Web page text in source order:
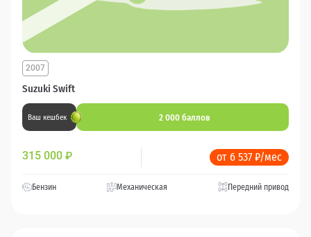
Suzuki Swift
2007
Ваш кешбек 2 000 баллов
315 000 ₽ от 6 537 ₽/мес
Бензин Механическая Передний привод